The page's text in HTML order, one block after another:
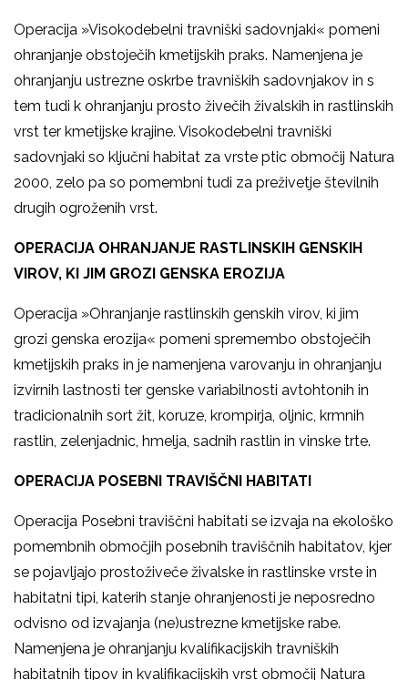
Operacija »Visokodebelni travniški sadovnjaki« pomeni
ohranjanje obstoječih kmetijskih praks. Namenjena je
ohranjanju ustrezne oskrbe travniških sadovnjakov in s
tem tudi k ohranjanju prosto živečih živalskih in rastlinskih
vrst ter kmetijske krajine. Visokodebelni travniški
sadovnjaki so ključni habitat za vrste ptic območij Natura
2000, zelo pa so pomembni tudi za preživetje številnih
drugih ogroženih vrst.
OPERACIJA OHRANJANJE RASTLINSKIH GENSKIH
VIROV, KI JIM GROZI GENSKA EROZIJA
Operacija »Ohranjanje rastlinskih genskih virov, ki jim
grozi genska erozija« pomeni spremembo obstoječih
kmetijskih praks in je namenjena varovanju in ohranjanju
izvirnih lastnosti ter genske variabilnosti avtohtonih in
tradicionalnih sort žit, koruze, krompirja, oljnic, krmnih
rastlin, zelenjadnic, hmelja, sadnih rastlin in vinske trte.
OPERACIJA POSEBNI TRAVIŠČNI HABITATI
Operacija Posebni traviščni habitati se izvaja na ekološko
pomembnih območjih posebnih traviščnih habitatov, kjer
se pojavljajo prostoživeče živalske in rastlinske vrste in
habitatni tipi, katerih stanje ohranjenosti je neposredno
odvisno od izvajanja (ne)ustrezne kmetijske rabe.
Namenjena je ohranjanju kvalifikacijskih travniških
habitatnih tipov in kvalifikacijskih vrst območij Natura